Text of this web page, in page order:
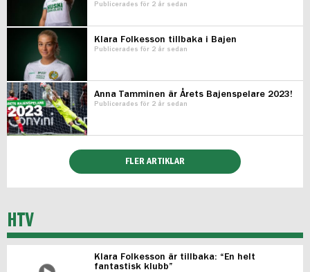
Publicerades för 2 år sedan
Klara Folkesson tillbaka i Bajen
Publicerades för 2 år sedan
Anna Tamminen är Årets Bajenspelare 2023!
Publicerades för 2 år sedan
FLER ARTIKLAR
HTV
Klara Folkesson är tillbaka: “En helt
fantastisk klubb”